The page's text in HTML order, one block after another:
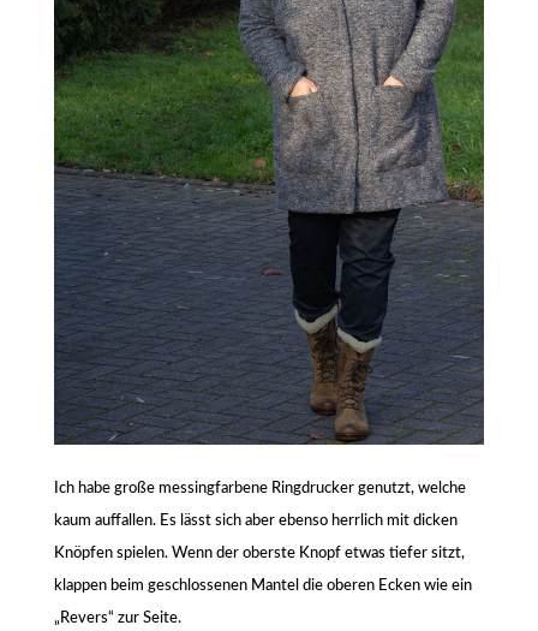
Ich habe große messingfarbene Ringdrucker genutzt, welche
kaum auffallen. Es lässt sich aber ebenso herrlich mit dicken
Knöpfen spielen. Wenn der oberste Knopf etwas tiefer sitzt,
klappen beim geschlossenen Mantel die oberen Ecken wie ein
„Revers“ zur Seite.